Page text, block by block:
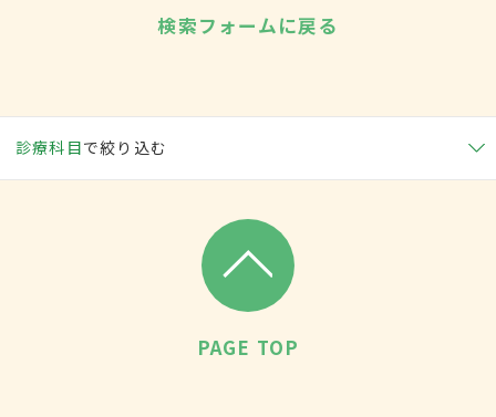
検索フォームに戻る
診療科目で絞り込む
PAGE TOP